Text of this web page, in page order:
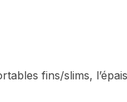
fins/slims,